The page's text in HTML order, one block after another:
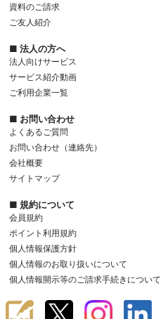
資料のご請求
ご友人紹介
■ 法人の方へ
法人向けサービス
サービス紹介動画
ご利用企業一覧
■ お問い合わせ
よくあるご質問
お問い合わせ（連絡先）
会社概要
サイトマップ
■ 規約について
会員規約
ポイント利用規約
個人情報保護方針
個人情報のお取り扱いについて
個人情報開示等のご請求手続きについて